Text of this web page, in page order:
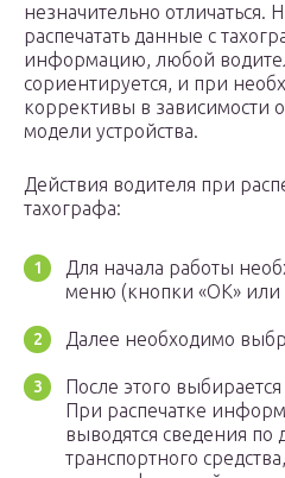
незначительно отличаться.
распечатать данные с
информацию, любой
сориентируется, и при
коррективы в зависимости
модели устройства.
Действия водителя при
тахографа:
Для начала работы
меню (кнопки «OK» или
Далее необходимо
После этого
При распечатке
выводятся сведения
транспортного